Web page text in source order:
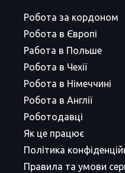
Робота за кордоном
Робота в Європі
Работа в Польше
Робота в Чехії
Робота в Німеччині
Робота в Англії
Роботодавці
Як це працює
Політика
Правила та умови